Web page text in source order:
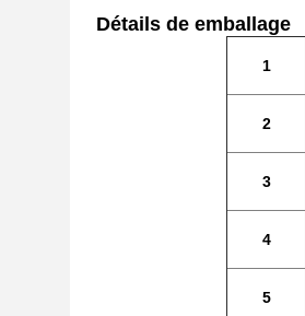
Détails de emballage
1
2
3
4
5